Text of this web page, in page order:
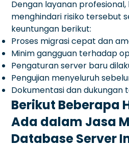
Dengan layanan profesional,
menghindari risiko tersebut
keuntungan berikut:
Proses migrasi cepat dan
Minim gangguan terhadap
Pengaturan server baru
Pengujian menyeluruh
Dokumentasi dan dukungan
Berikut Beberapa
Ada dalam Jasa
Database Server